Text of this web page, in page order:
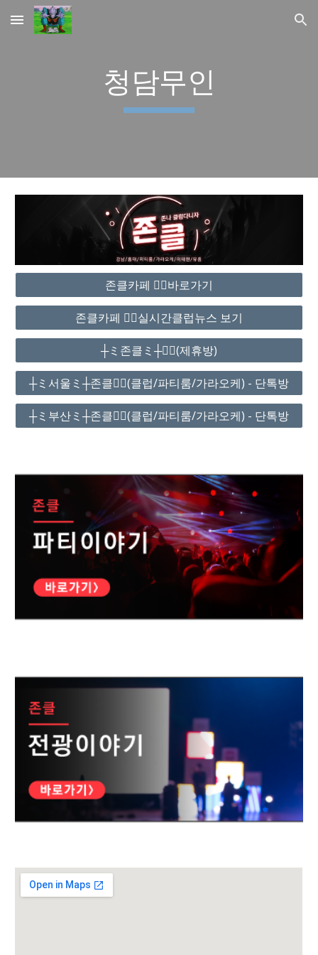
Skip to main content Skip to navigation
청담무인
존클카페 ❤️‍🔥바로가기
존클카페 ❤️‍🔥실시간클럽뉴스 보기
┼ミ존클ミ┼❤️‍🔥(제휴방)
┼ミ서울ミ┼존클❤️‍🔥(클럽/파티룸/가라오케) - 단톡방
┼ミ부산ミ┼존클❤️‍🔥(클럽/파티룸/가라오케) - 단톡방